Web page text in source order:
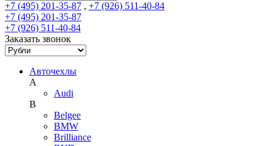
+7 (495) 201-35-87 , +7 (926) 511-40-84
+7 (495) 201-35-87
+7 (926) 511-40-84
Заказать звонок
Авточехлы
A
Audi
B
Belgee
BMW
Brilliance